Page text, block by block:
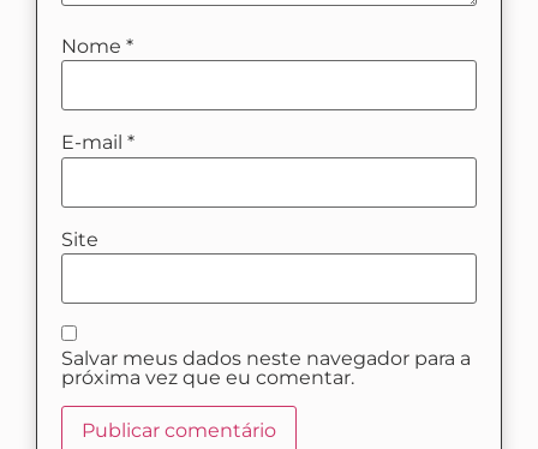
Nome *
E-mail *
Site
Salvar meus dados neste navegador para a
próxima vez que eu comentar.